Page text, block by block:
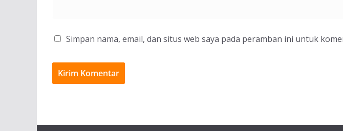
Simpan nama, email, dan situs web saya pada peramban ini untuk
Communio: